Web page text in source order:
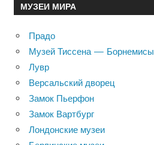
МУЗЕИ МИРА
Прадо
Музей Тиссена — Борнемисы
Лувр
Версальский дворец
Замок Пьерфон
Замок Вартбург
Лондонские музеи